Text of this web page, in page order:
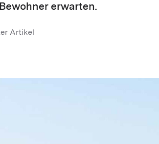
erwarten.
Artikel